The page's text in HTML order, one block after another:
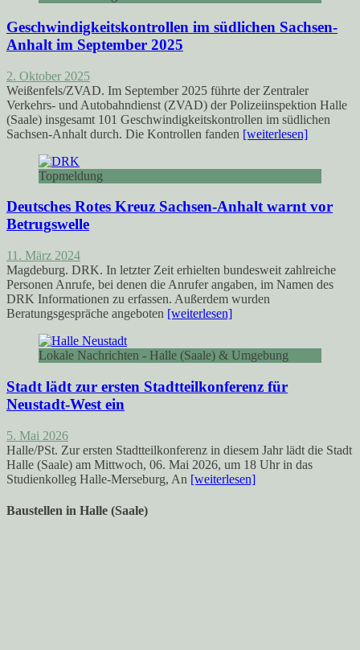
Geschwindigkeitskontrollen im südlichen Sachsen-
Anhalt im September 2025
2. Oktober 2025
Weißenfels/ZVAD. Im September 2025 führte der Zentraler
Verkehrs- und Autobahndienst (ZVAD) der Polizeiinspektion Halle
(Saale) insgesamt 101 Geschwindigkeitskontrollen im südlichen
Sachsen-Anhalt durch. Die Kontrollen fanden [weiterlesen]
Topmeldung
Deutsches Rotes Kreuz Sachsen-Anhalt warnt vor
Betrugswelle
11. März 2024
Magdeburg. DRK. In letzter Zeit erhielten bundesweit zahlreiche
Personen Anrufe, bei denen die Anrufer angaben, im Namen des
DRK Informationen zu erfassen. Außerdem wurden
Beratungsgespräche angeboten [weiterlesen]
Lokale Nachrichten - Halle (Saale) & Umgebung
Stadt lädt zur ersten Stadtteilkonferenz für
Neustadt-West ein
5. Mai 2026
Halle/PSt. Zur ersten Stadtteilkonferenz in diesem Jahr lädt die Stadt
Halle (Saale) am Mittwoch, 06. Mai 2026, um 18 Uhr in das
Studienkolleg Halle-Merseburg, An [weiterlesen]
Baustellen in Halle (Saale)